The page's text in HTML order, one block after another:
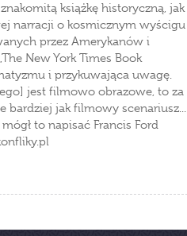
książkę historyczną, jak
narracji o kosmicznym wyścigu
przez Amerykanów i
New York Times Book
i przykuwająca uwagę.
jest filmowo obrazowe, to za
bardziej jak filmowy scenariusz...
to napisać Francis Ford